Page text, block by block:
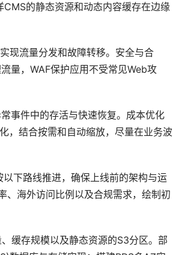
的静态资源和动态内容缓存在边缘
现流量分发和故障转移。安全与合
量，WAF保护应用不受常见Web攻
事件中的存活与快速恢复。成本优化
，结合按需和自动缩放，尽量在业务波
下路线推进，确保上线前的架构与运
、海外访问比例以及合规需求，绘制初
缓存规模以及静态资源的S3分区。部